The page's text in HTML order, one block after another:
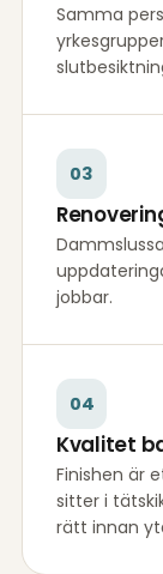
Samma
03
jobbar.
04
Kvalitet
Finishen är
sitter i
rätt innan